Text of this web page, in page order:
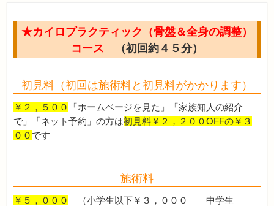
★カイロプラクティック（骨盤＆全身の調整）
コース （初回約４５分）
初見料（初回は施術料と初見料がかかります）
￥２，５００
「ホームページを見た」「家族知人の紹介
で」「ネット予約」の方は初見料￥２，２００OFFの￥３
００ です
施術料
￥５，０００
（小学生以下￥３，０００ 中学生